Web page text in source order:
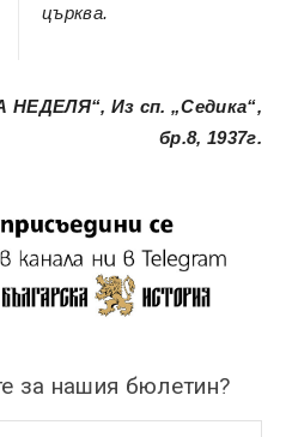
църква.
НЕДЕЛЯ“, Из сп. „Седика“,
бр.8, 1937г.
за нашия бюлетин?